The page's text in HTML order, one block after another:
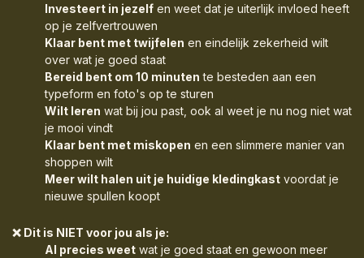
Investeert in jezelf en weet dat je uiterlijk invloed heeft
op je zelfvertrouwen
Klaar bent met twijfelen en eindelijk zekerheid wilt
over wat je goed staat
Bereid bent om 10 minuten te besteden aan een
typeform en foto's op te sturen
Wilt leren wat bij jou past, ook al weet je nu nog niet wat
je mooi vindt
Klaar bent met miskopen en een slimmere manier van
shoppen wilt
Meer wilt halen uit je huidige kledingkast voordat je
nieuwe spullen koopt
❌ Dit is NIET voor jou als je:
Al precies weet wat je goed staat en gewoon meer